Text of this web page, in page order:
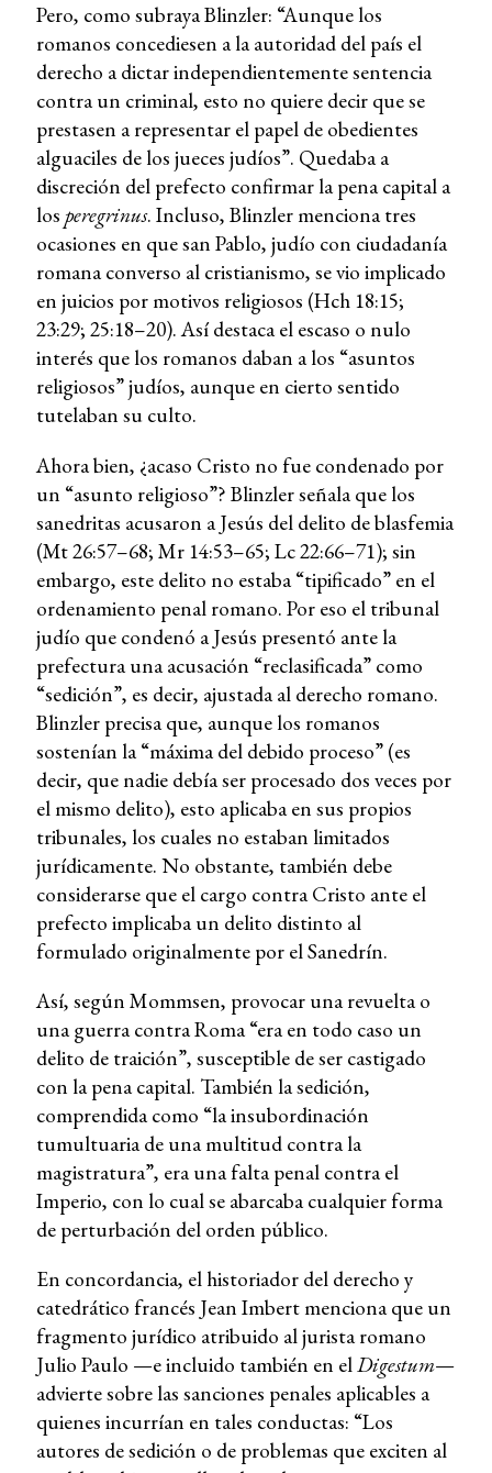
Pero, como subraya Blinzler: “Aunque los
romanos concediesen a la autoridad del país el
derecho a dictar independientemente sentencia
contra un criminal, esto no quiere decir que se
prestasen a representar el papel de obedientes
alguaciles de los jueces judíos”. Quedaba a
discreción del prefecto confirmar la pena capital a
los peregrinus. Incluso, Blinzler menciona tres
ocasiones en que san Pablo, judío con ciudadanía
romana converso al cristianismo, se vio implicado
en juicios por motivos religiosos (Hch 18:15;
23:29; 25:18–20). Así destaca el escaso o nulo
interés que los romanos daban a los “asuntos
religiosos” judíos, aunque en cierto sentido
tutelaban su culto.
Ahora bien, ¿acaso Cristo no fue condenado por
un “asunto religioso”? Blinzler señala que los
sanedritas acusaron a Jesús del delito de blasfemia
(Mt 26:57–68; Mr 14:53–65; Lc 22:66–71); sin
embargo, este delito no estaba “tipificado” en el
ordenamiento penal romano. Por eso el tribunal
judío que condenó a Jesús presentó ante la
prefectura una acusación “reclasificada” como
“sedición”, es decir, ajustada al derecho romano.
Blinzler precisa que, aunque los romanos
sostenían la “máxima del debido proceso” (es
decir, que nadie debía ser procesado dos veces por
el mismo delito), esto aplicaba en sus propios
tribunales, los cuales no estaban limitados
jurídicamente. No obstante, también debe
considerarse que el cargo contra Cristo ante el
prefecto implicaba un delito distinto al
formulado originalmente por el Sanedrín.
Así, según Mommsen, provocar una revuelta o
una guerra contra Roma “era en todo caso un
delito de traición”, susceptible de ser castigado
con la pena capital. También la sedición,
comprendida como “la insubordinación
tumultuaria de una multitud contra la
magistratura”, era una falta penal contra el
Imperio, con lo cual se abarcaba cualquier forma
de perturbación del orden público.
En concordancia, el historiador del derecho y
catedrático francés Jean Imbert menciona que un
fragmento jurídico atribuido al jurista romano
Julio Paulo —e incluido también en elDigestum—
advierte sobre las sanciones penales aplicables a
quienes incurrían en tales conductas: “Los
autores de sedición o de problemas que exciten al